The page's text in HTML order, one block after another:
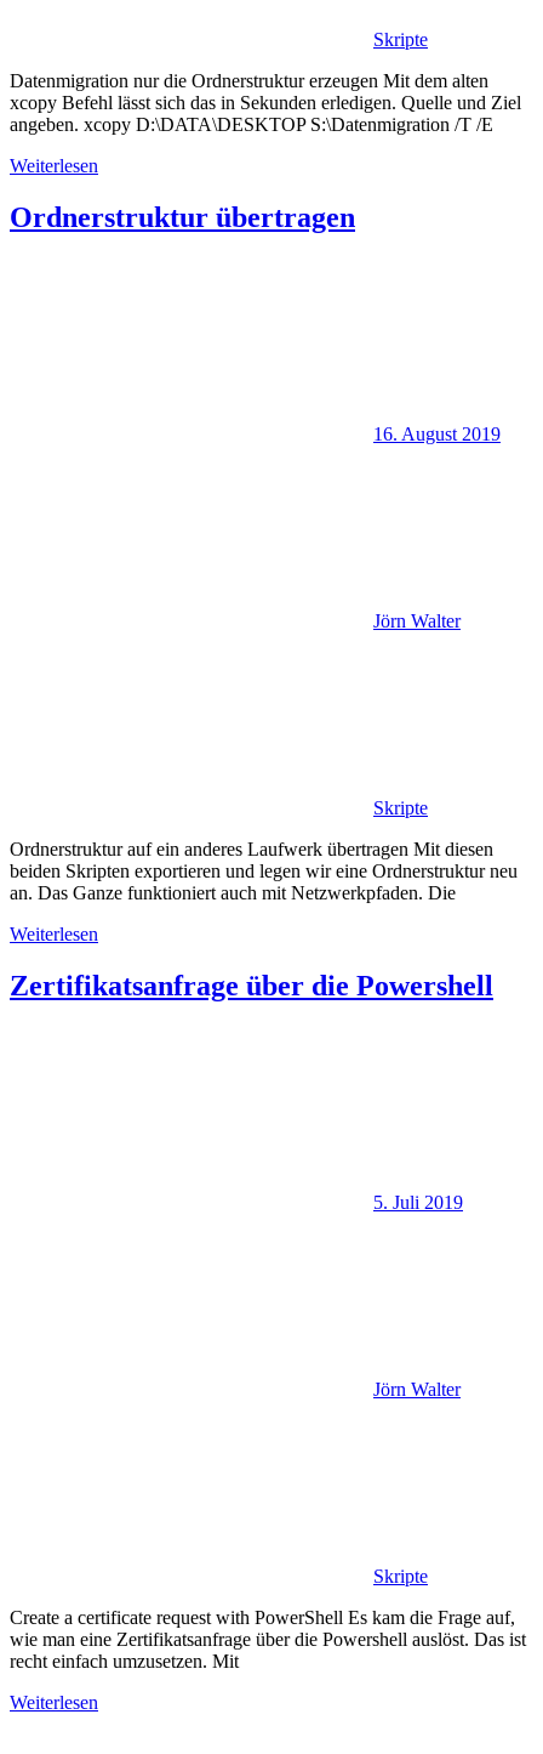
Skripte
Datenmigration nur die Ordnerstruktur erzeugen Mit dem alten
xcopy Befehl lässt sich das in Sekunden erledigen. Quelle und Ziel
angeben. xcopy D:\DATA\DESKTOP S:\Datenmigration /T /E
Weiterlesen
Ordnerstruktur übertragen
16. August 2019
Jörn Walter
Skripte
Ordnerstruktur auf ein anderes Laufwerk übertragen Mit diesen
beiden Skripten exportieren und legen wir eine Ordnerstruktur neu
an. Das Ganze funktioniert auch mit Netzwerkpfaden. Die
Weiterlesen
Zertifikatsanfrage über die Powershell
5. Juli 2019
Jörn Walter
Skripte
Create a certificate request with PowerShell Es kam die Frage auf,
wie man eine Zertifikatsanfrage über die Powershell auslöst. Das ist
recht einfach umzusetzen. Mit
Weiterlesen